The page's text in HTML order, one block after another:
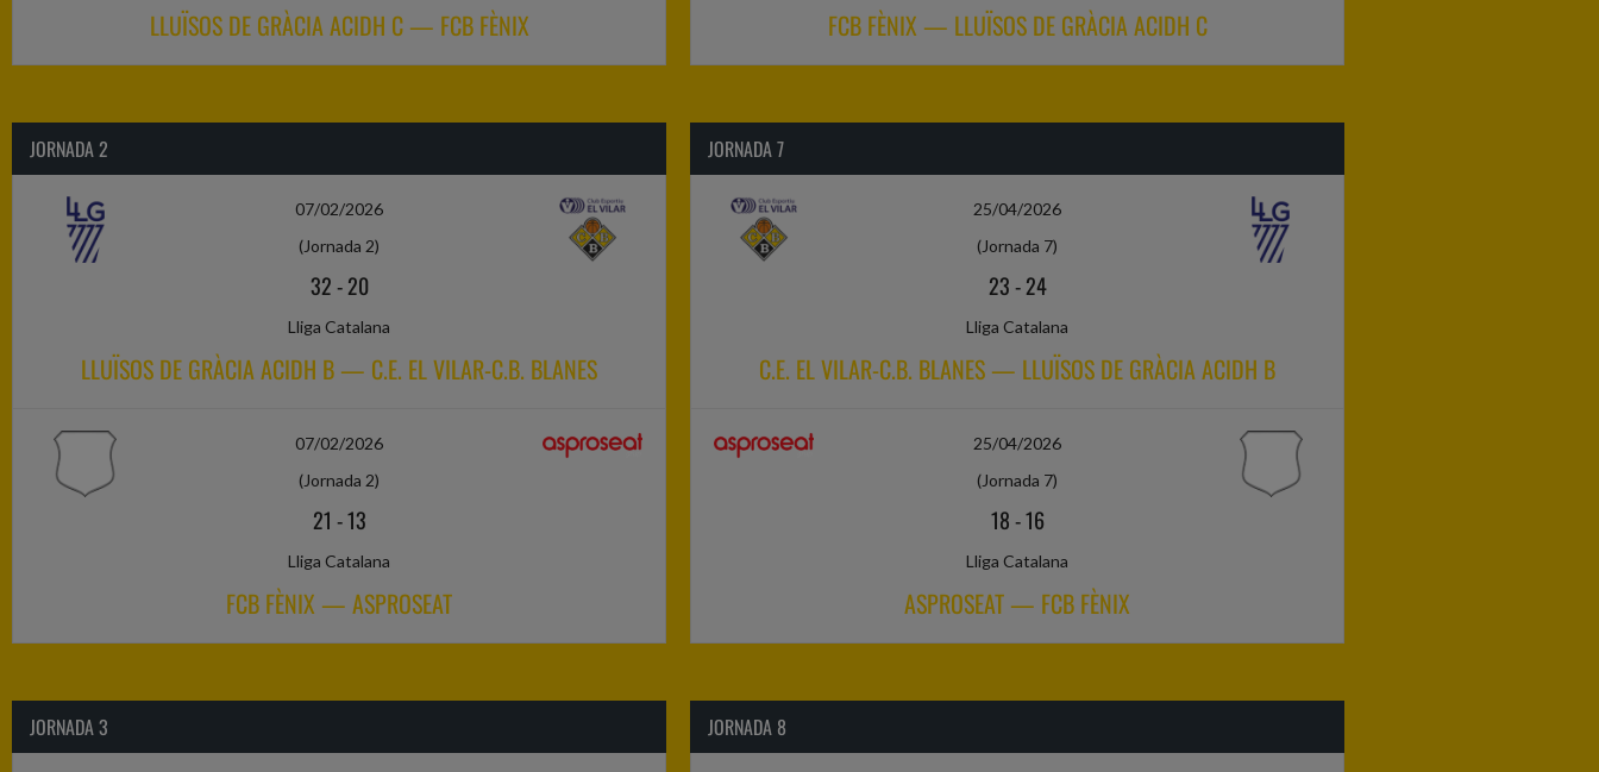
LLUÏSOS DE GRÀCIA ACIDH C — FCB FÈNIX
JORNADA 2
07/02/2026
(Jornada 2)
32-20
Lliga Catalana
LLUÏSOS DE GRÀCIA ACIDH B — C.E. EL VILAR-C.B. BLANES
07/02/2026
(Jornada 2)
21 -13
Lliga Catalana
FCB FÈNIX — ASPROSEAT
JORNADA 3
FCB FÈNIX — LLUÏSOS DE GRÀCIA ACIDH C
JORNADA 7
25/04/2026
(Jornada 7)
23-24
Lliga Catalana
C.E. EL VILAR-C.B. BLANES — LLUÏSOS DE GRÀCIA ACIDH B
25/04/2026
(Jornada 7)
18-16
Lliga Catalana
ASPROSEAT — FCB FÈNIX
JORNADA 8